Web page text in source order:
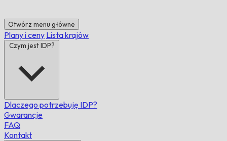
Otwórz menu główne
Plany i ceny Lista krajów
Czym jest IDP?
Dlaczego potrzebuję IDP?
Gwarancje
FAQ
Kontakt